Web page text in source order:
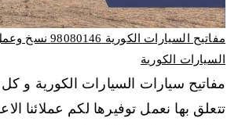
مفاتيح السيارات
السيارات الكورية
مفاتيح سيارات السيارات الكورية و
تتعلق بها نعمل توفيرها لكم عملائنا